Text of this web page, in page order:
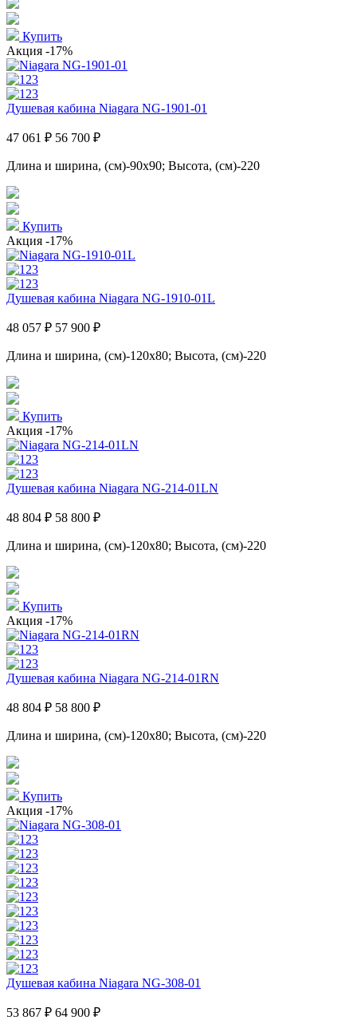
Купить
Акция -17%
Душевая кабина Niagara NG-1901-01
47 061 ₽ 56 700 ₽
Длина и ширина, (см)-90x90; Высота, (см)-220
Купить
Акция -17%
Душевая кабина Niagara NG-1910-01L
48 057 ₽ 57 900 ₽
Длина и ширина, (см)-120x80; Высота, (см)-220
Купить
Акция -17%
Душевая кабина Niagara NG-214-01LN
48 804 ₽ 58 800 ₽
Длина и ширина, (см)-120x80; Высота, (см)-220
Купить
Акция -17%
Душевая кабина Niagara NG-214-01RN
48 804 ₽ 58 800 ₽
Длина и ширина, (см)-120x80; Высота, (см)-220
Купить
Акция -17%
Душевая кабина Niagara NG-308-01
53 867 ₽ 64 900 ₽